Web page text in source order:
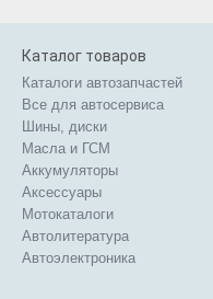
Каталог товаров
Каталоги автозапчастей
Все для автосервиса
Шины, диски
Масла и ГСМ
Аккумуляторы
Аксессуары
Мотокаталоги
Автолитература
Автоэлектроника